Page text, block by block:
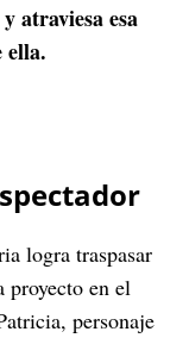
atraviesa esa
ella.
logra traspasar
proyecto en el
personaje